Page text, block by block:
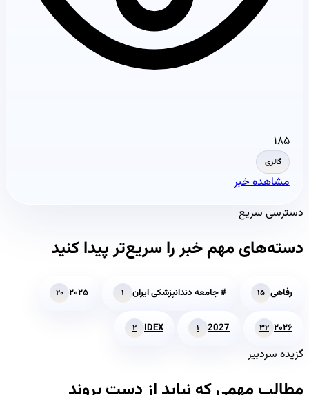
۱۸۵
گالری
مشاهده خبر
دسترسی سریع
دسته‌های مهم خبر را سریع‌تر پیدا کنید
رفاهی ۱۵ # جامعه دندانپزشکی ایران ۱ ۲۰۲۵ ۲۰
۲۰۲۶ ۳۲ 2027 ۱ IDEX ۲
گزیده سردبیر